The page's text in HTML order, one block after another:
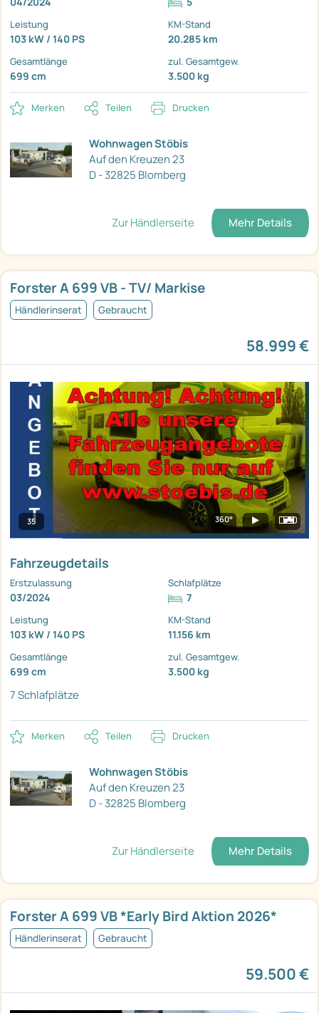
Leistung
103 kW / 140 PS
KM-Stand
20.285 km
Gesamtlänge
699 cm
zul. Gesamtgew.
3.500 kg
Merken Teilen Drucken
Wohnwagen Stöbis
Auf den Kreuzen 23
D - 32825 Blomberg
Zur Händlerseite Mehr Details
Forster A 699 VB - TV/ Markise
Händlerinserat Gebraucht
58.999 €
35 360°
Fahrzeugdetails
Erstzulassung
03/2024
Schlafplätze
7
Leistung
103 kW / 140 PS
KM-Stand
11.156 km
Gesamtlänge
699 cm
zul. Gesamtgew.
3.500 kg
7 Schlafplätze
Merken Teilen Drucken
Wohnwagen Stöbis
Auf den Kreuzen 23
D - 32825 Blomberg
Zur Händlerseite Mehr Details
Forster A 699 VB *Early Bird Aktion 2026*
Händlerinserat Gebraucht
59.500 €